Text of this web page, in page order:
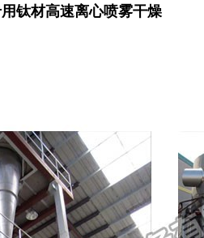
钛材高速离心喷雾干燥